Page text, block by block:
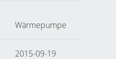
Wärmepumpe
2015-09-19